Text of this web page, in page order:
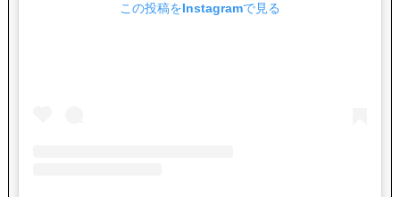
この投稿をInstagramで見る